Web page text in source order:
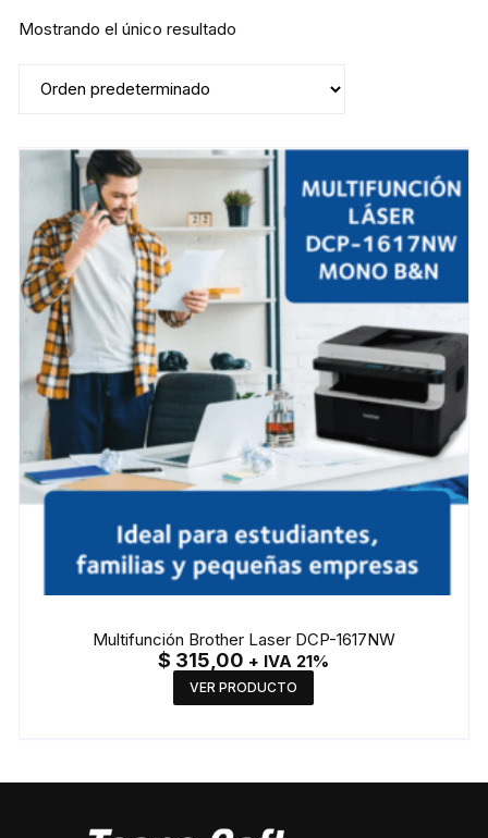
Mostrando el único resultado
Multifunción Brother Laser DCP-1617NW
$ 315,00 + IVA 21%
VER PRODUCTO